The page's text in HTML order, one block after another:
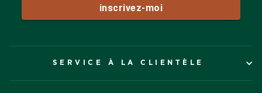
SERVICE À LA CLIENTÈLE